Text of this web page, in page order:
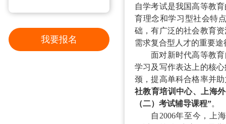
我要报名
自学考试是我国高等教
育理念和学习型社会特
础，有广泛的社会教育
需求复合型人才的重要途
面对新时代高等教
学习及写作表达上的核
颈，提高单科合格率并
社教育培训中心、上海
（二）考试辅导课程”。
自 2006年至今，上